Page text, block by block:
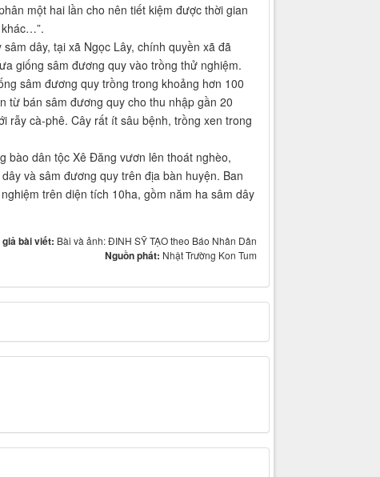
một hai lần cho nên tiết kiệm được thời gian
sâm dây, tại xã Ngọc Lây, chính quyền xã đã
giống sâm đương quy vào trồng thử nghiệm.
sâm đương quy trồng trong khoảng hơn 100
từ bán sâm đương quy cho thu nhập gần 20
rẫy cà-phê. Cây rất ít sâu bệnh, trồng xen trong
bào dân tộc Xê Đăng vươn lên thoát nghèo,
và sâm đương quy trên địa bàn huyện. Ban
trên diện tích 10ha, gồm năm ha sâm dây
giả bài viết: Bài và ảnh: ĐINH SỸ TẠO theo Báo Nhân Dân
Nguồn phát: Nhật Trường Kon Tum